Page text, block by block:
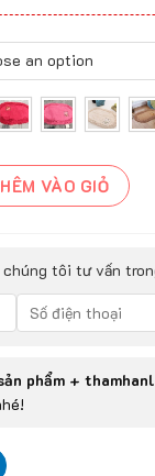
VÀO GIỎ
tôi tư vấn
phẩm +